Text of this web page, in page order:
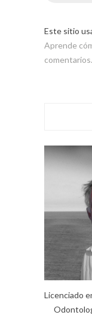
Este sitio
Aprende
comentarios.
Licenciado